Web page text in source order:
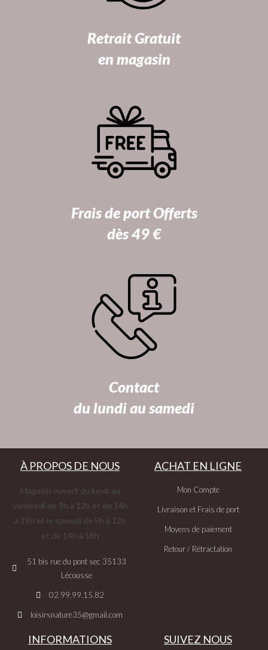
Retrait Gratuit
en magasin
Frais de port Offerts
dès 49 €
Contact
du lundi au samedi
À PROPOS DE NOUS
Magasin ouvert du lundi au
vendredi de 9h à 12h et de 14h
à 19h et le samedi de 9h à 12h
et de 14h à 18h
51 bis rue du pont sec 35133
Lécousse
02.99.99.15.82
loisirsnature35@gmail.com
ACHAT EN LIGNE
Mon Compte
Livraison et Frais de port
Moyens de paiement
Retour / Rétractation
INFORMATIONS SUIVEZ NOUS